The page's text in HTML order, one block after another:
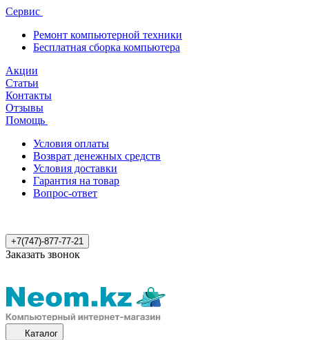
Сервис
Ремонт компьютерной техники
Бесплатная сборка компьютера
Акции
Статьи
Контакты
Отзывы
Помощь
Условия оплаты
Возврат денежных средств
Условия доставки
Гарантия на товар
Вопрос-ответ
+7(747)-877-77-21
Заказать звонок
Каталог